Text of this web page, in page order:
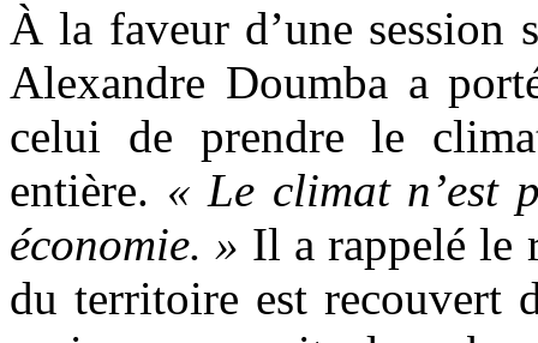
‎À la faveur d’une
Alexandre Doumba a
celui de prendre le
entière. « Le climat n’est
économie. » Il a rappelé le
du territoire est recouvert